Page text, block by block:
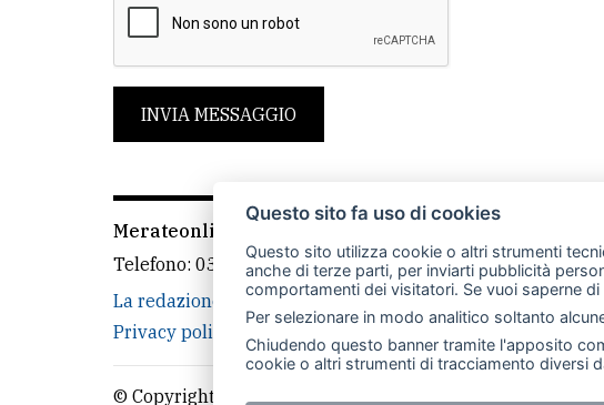
INVIA MESSAGGIO
Merateonline S.r.l.
Telefono: 039 9902881- Whatsapp: 351 3481257 - E-
La redazione
CasateOnline LeccoOnline RSS Made
Privacy policy
© Copyright Merateonline S.r.l. - Tutti i diritti riservati. E'
Questo sito fa uso di cookies
Questo sito utilizza cookie o altri strumenti
anche di terze parti, per inviarti pubblicità
comportamenti dei visitatori. Se vuoi saperne di
Per selezionare in modo analitico soltanto
Chiudendo questo banner tramite l'apposito
cookie o altri strumenti di tracciamento diversi